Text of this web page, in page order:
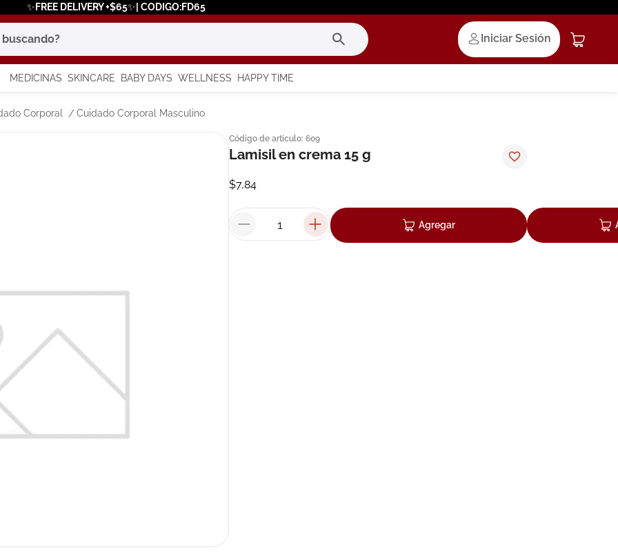
✨FREE DELIVERY +$65✨| CODIGO:FD65
Iniciar Sesión
MEDICINAS SKINCARE BABY DAYS WELLNESS HAPPY TIME
Corporal Cuidado Corporal Masculino
Código de artículo: 609
Lamisil en crema 15 g
$7,84
Agregar
más buscados